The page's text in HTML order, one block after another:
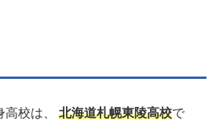
校は、 北海道札幌東陵高校で